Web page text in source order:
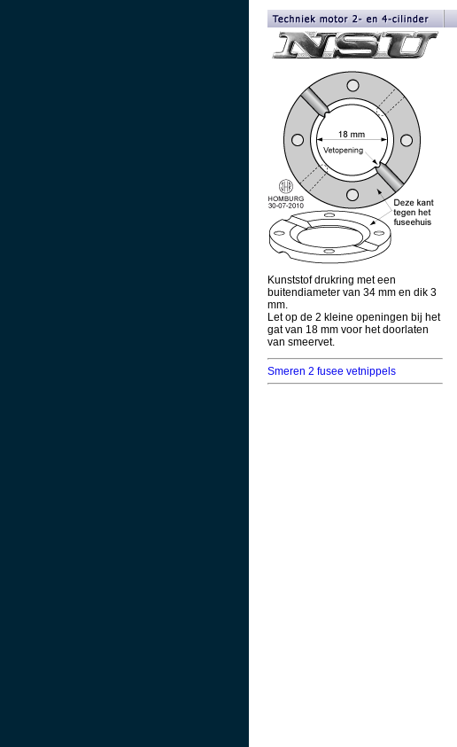
Kunststof drukring met een
buitendiameter van 34 mm en dik 3
mm.
Let op de 2 kleine openingen bij het
gat van 18 mm voor het doorlaten
van smeervet.
Smeren 2 fusee vetnippels